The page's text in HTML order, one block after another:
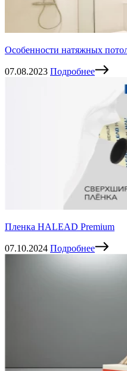
Особенности натяжных
07.08.2023 Подробнее
Пленка HALEAD Premium
07.10.2024 Подробнее